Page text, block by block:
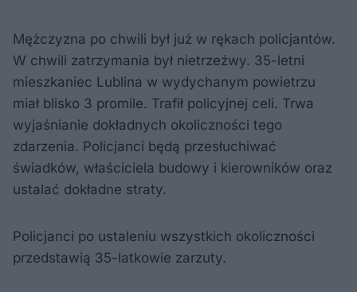
Mężczyzna po chwili był już w rękach policjantów.
W chwili zatrzymania był nietrzeźwy. 35-letni
mieszkaniec Lublina w wydychanym powietrzu
miał blisko 3 promile. Trafił policyjnej celi. Trwa
wyjaśnianie dokładnych okoliczności tego
zdarzenia. Policjanci będą przesłuchiwać
świadków, właściciela budowy i kierowników oraz
ustalać dokładne straty.
Policjanci po ustaleniu wszystkich okoliczności
przedstawią 35-latkowie zarzuty.